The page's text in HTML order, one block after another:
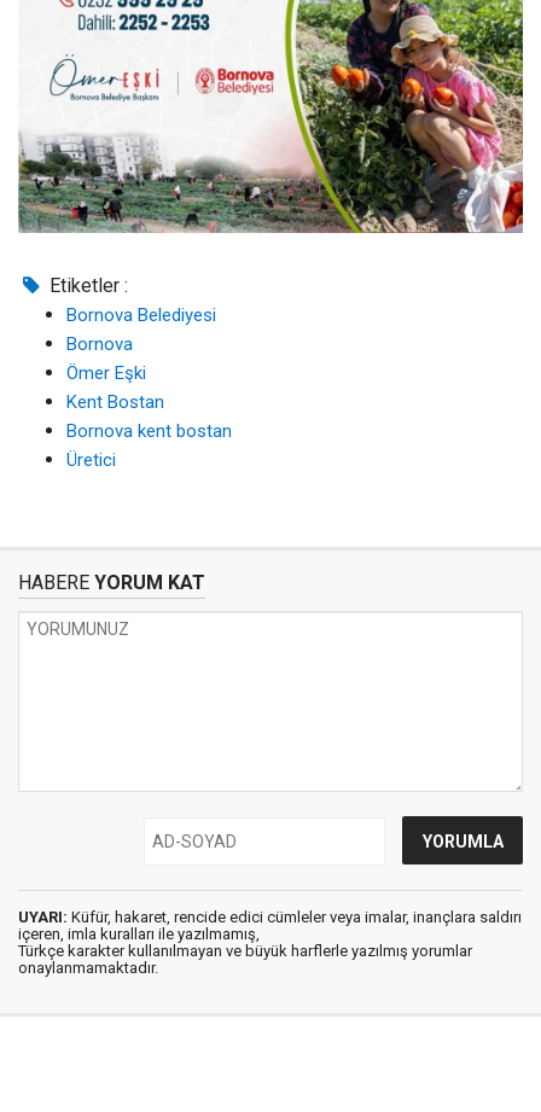
Etiketler :
Bornova Belediyesi
Bornova
Ömer Eşki
Kent Bostan
Bornova kent bostan
Üretici
HABERE YORUM KAT
UYARI: Küfür, hakaret, rencide edici cümleler veya imalar, inançlara saldırı
içeren, imla kuralları ile yazılmamış,
Türkçe karakter kullanılmayan ve büyük harflerle yazılmış yorumlar
onaylanmamaktadır.